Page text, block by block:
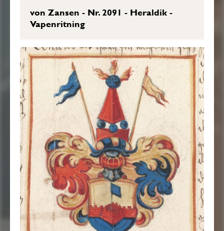
von Zansen - Nr. 2091 - Heraldik -
Vapenritning